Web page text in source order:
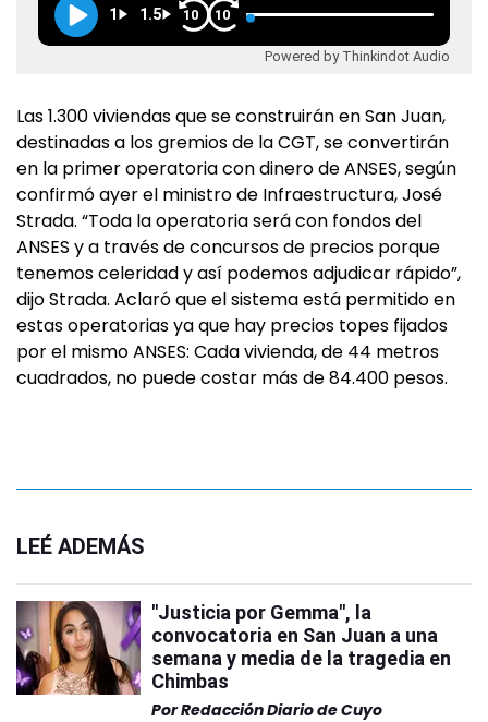
1 1.5 10 10
Powered by Thinkindot Audio
Las 1.300 viviendas que se construirán en San Juan,
destinadas a los gremios de la CGT, se convertirán
en la primer operatoria con dinero de ANSES, según
confirmó ayer el ministro de Infraestructura, José
Strada. “Toda la operatoria será con fondos del
ANSES y a través de concursos de precios porque
tenemos celeridad y así podemos adjudicar rápido”,
dijo Strada. Aclaró que el sistema está permitido en
estas operatorias ya que hay precios topes fijados
por el mismo ANSES: Cada vivienda, de 44 metros
cuadrados, no puede costar más de 84.400 pesos.
LEÉ ADEMÁS
"Justicia por Gemma", la
convocatoria en San Juan a una
semana y media de la tragedia en
Chimbas
PorRedacción Diario de Cuyo